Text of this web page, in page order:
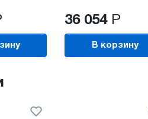
36 054 Р
В корзину